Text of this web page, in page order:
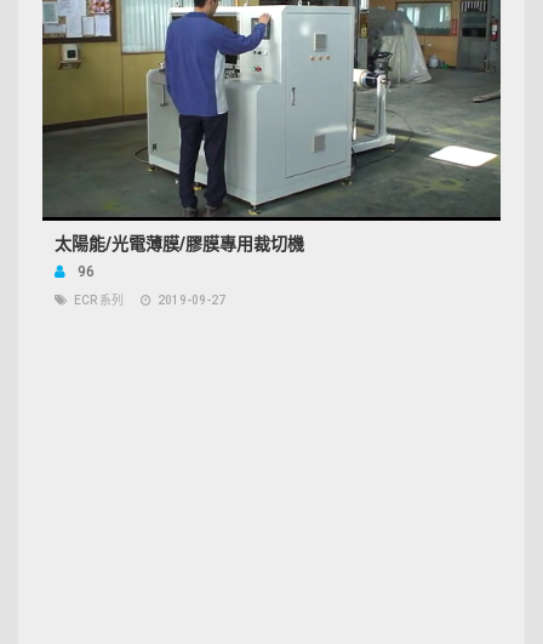
太陽能/光電薄膜/膠膜專用裁切機
96
ECR 系列 2019-09-27